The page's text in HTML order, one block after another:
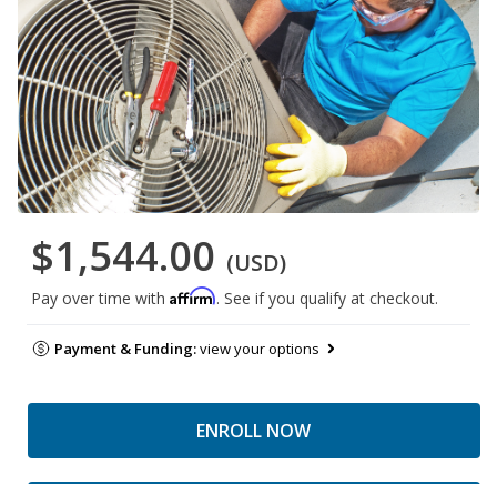
$1,544.00 (USD)
Pay over time with Affirm. See if you qualify at checkout.
Payment & Funding:view your options
ENROLL NOW